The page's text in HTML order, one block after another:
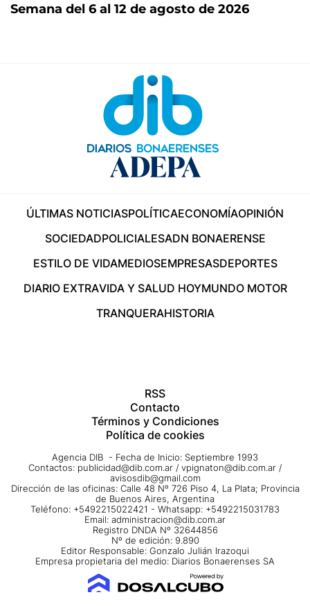
Semana del 6 al 12 de agosto de 2026
ÚLTIMAS NOTICIASPOLÍTICAECONOMÍAOPINIÓN
SOCIEDADPOLICIALESADN BONAERENSE
ESTILO DE VIDAMEDIOSEMPRESASDEPORTES
DIARIO EXTRAVIDA Y SALUD HOYMUNDO MOTOR
TRANQUERAHISTORIA
RSS
Contacto
Términos y Condiciones
Política de cookies
Agencia DIB - Fecha de Inicio: Septiembre 1993
Contactos: publicidad@dib.com.ar / vpignaton@dib.com.ar /
avisosdib@gmail.com
Dirección de las oficinas: Calle 48 Nº 726 Piso 4, La Plata; Provincia
de Buenos Aires, Argentina
Teléfono: +5492215022421 - Whatsapp: +5492215031783
Email: administracion@dib.com.ar
Registro DNDA Nº 32644856
Nº de edición: 9.890
Editor Responsable: Gonzalo Julián Irazoqui
Empresa propietaria del medio: Diarios Bonaerenses SA